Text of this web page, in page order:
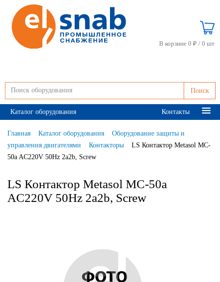
Поиск
В корзине 0 ₽ / 0 шт
Каталог оборудования Контакты
Главная Каталог оборудования
Оборудование защиты и
управления двигателями
Контакторы
LS Контактор Metasol MC-
50a AC220V 50Hz 2a2b, Screw
LS Контактор Metasol MC-50a
AC220V 50Hz 2a2b, Screw